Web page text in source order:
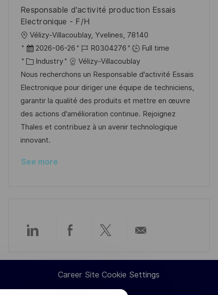
Responsable d'activité production Essais
Electronique - F/H
L
o
c
a
t
i
o
n
Vélizy-Villacoublay, Yvelines, 78140
P
o
s
t
e
d
D
a
e
2026-06-26
J
o
b
I
d
R0304276
Full time
C
a
t
e
g
o
r
Industry
Vélizy-Villacoublay
Nous recherchons un Responsable d'activité Essais
Electronique pour diriger une équipe de techniciens,
garantir la qualité des produits et mettre en œuvre
des actions d'amélioration continue. Rejoignez
Thales et contribuez à un avenir technologique
innovant.
See more
Share
via
LinkedIn
Share
via
Facebook
Share
via
twitter
via
email
Career Site Cookie Settings